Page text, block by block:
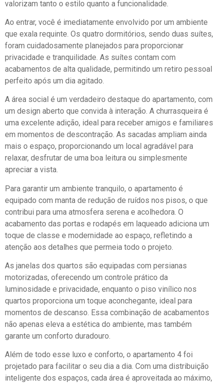
valorizam tanto o estilo quanto a funcionalidade.
Ao entrar, você é imediatamente envolvido por um ambiente
que exala requinte. Os quatro dormitórios, sendo duas suítes,
foram cuidadosamente planejados para proporcionar
privacidade e tranquilidade. As suítes contam com
acabamentos de alta qualidade, permitindo um retiro pessoal
perfeito após um dia agitado.
A área social é um verdadeiro destaque do apartamento, com
um design aberto que convida à interação. A churrasqueira é
uma excelente adição, ideal para receber amigos e familiares
em momentos de descontração. As sacadas ampliam ainda
mais o espaço, proporcionando um local agradável para
relaxar, desfrutar de uma boa leitura ou simplesmente
apreciar a vista.
Para garantir um ambiente tranquilo, o apartamento é
equipado com manta de redução de ruídos nos pisos, o que
contribui para uma atmosfera serena e acolhedora. O
acabamento das portas e rodapés em laqueado adiciona um
toque de classe e modernidade ao espaço, refletindo a
atenção aos detalhes que permeia todo o projeto.
As janelas dos quartos são equipadas com persianas
motorizadas, oferecendo um controle prático da
luminosidade e privacidade, enquanto o piso vinílico nos
quartos proporciona um toque aconchegante, ideal para
momentos de descanso. Essa combinação de acabamentos
não apenas eleva a estética do ambiente, mas também
garante um conforto duradouro.
Além de todo esse luxo e conforto, o apartamento 4 foi
projetado para facilitar o seu dia a dia. Com uma distribuição
inteligente dos espaços, cada área é aproveitada ao máximo,